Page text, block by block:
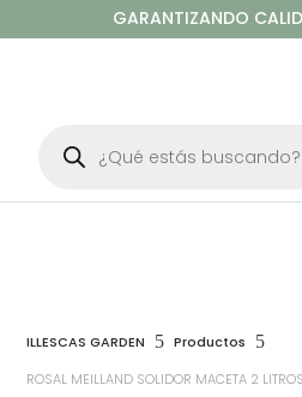
GARANTIZANDO
productos
ILLESCAS GARDEN 5 Productos 5
ROSAL MEILLAND SOLIDOR MACETA 2 LITROS